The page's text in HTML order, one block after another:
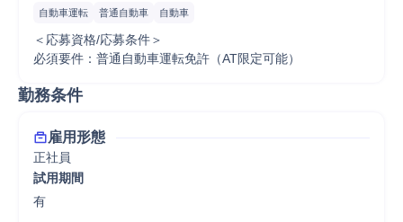
自動車運転 普通自動車 自動車
＜応募資格/応募条件＞
必須要件：普通自動車運転免許（AT限定可能）
勤務条件
雇用形態
正社員
試用期間
有